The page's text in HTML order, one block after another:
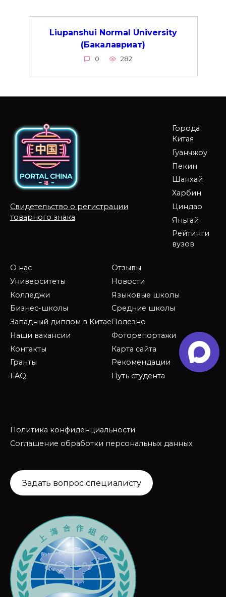
Liupanshui Normal University
(Бакалавриат)
0 282
Свидетельство о регистрации
товарного знака
Города
Китая
Гуанчжоу
Пекин
Шанхай
Харбин
Циндао
Яньтай
Рейтинги
вузов
О нас
Университеты
Колледжи
Бизнес-школы
Западный диплом в Китае
Наши вакансии
Контакты
Гранты
FAQ
Отзывы
Новости
Языковые школы
Средние школы
Полезно
Фоторепортажи
Карта сайта
Рекомендации
Путь студента
Политика конфиденциальности
Соглашение обработки персональных данных
Задать вопрос специалисту